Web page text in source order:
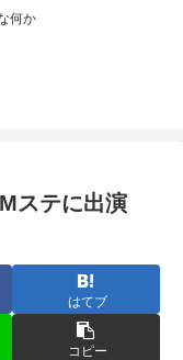
何か
ステに出演
はてブ
コピー